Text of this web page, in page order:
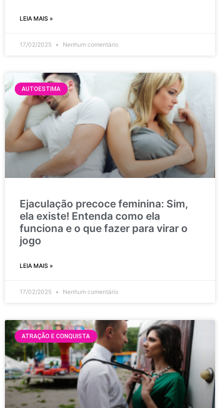
LEIA MAIS »
17/02/2025 Nenhum comentário
AUTOESTIMA
Ejaculação precoce feminina: Sim,
ela existe! Entenda como ela
funciona e o que fazer para virar o
jogo
LEIA MAIS »
17/02/2025 Nenhum comentário
ATRAÇÃO E CONQUISTA